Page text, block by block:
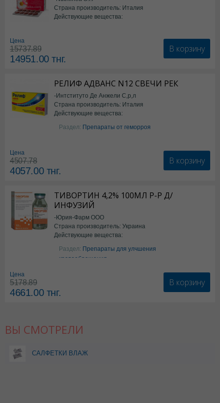
Страна производитель: Италия
Действующие вещества:
Цена
15737.89
14951.00тнг.
В корзину
РЕЛИФ АДВАНС N12 СВЕЧИ РЕК
-Интституто Де Анжели С,р,л
Страна производитель: Италия
Действующие вещества:
Бензокаин
Раздел: Препараты от геморроя
Цена
4507.78
4057.00тнг.
В корзину
ТИВОРТИН 4,2% 100МЛ Р-Р Д/
ИНФУЗИЙ
-Юрия-Фарм ООО
Страна производитель: Украина
Действующие вещества:
Аргинин
Раздел: Препараты для улчшения
кровообращения
Цена
5178.89
4661.00тнг.
В корзину
ВЫ СМОТРЕЛИ
САЛФЕТКИ ВЛАЖ